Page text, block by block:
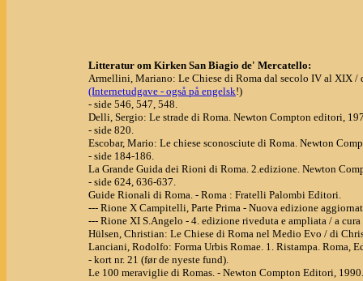
Litteratur om Kirken San Biagio de' Mercatello:
Armellini, Mariano: Le Chiese di Roma dal secolo IV al XIX
(Internetudgave - også på engelsk!)
- side 546, 547, 548.
Delli, Sergio: Le strade di Roma. Newton Compton editori,
- side 820.
Escobar, Mario: Le chiese sconosciute di Roma. Newton
- side 184-186.
La Grande Guida dei Rioni di Roma. 2.edizione. Newton
- side 624, 636-637.
Guide Rionali di Roma. - Roma : Fratelli Palombi Editori.
--- Rione X Campitelli, Parte Prima - Nuova edizione
--- Rione XI S.Angelo - 4. edizione riveduta e ampliata / a
Hülsen, Christian: Le Chiese di Roma nel Medio Evo / di
Lanciani, Rodolfo: Forma Urbis Romae. 1. Ristampa. Roma,
- kort nr. 21 (før de nyeste fund).
Le 100 meraviglie di Romas. - Newton Compton Editori, 1990.